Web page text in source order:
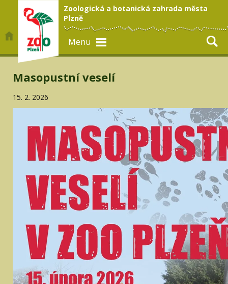
Zoologická a botanická zahrada města
Plzně
Menu
Masopustní veselí
15. 2. 2026